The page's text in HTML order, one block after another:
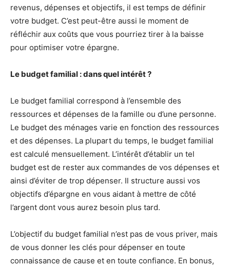
revenus, dépenses et objectifs, il est temps de définir
votre budget. C’est peut-être aussi le moment de
réfléchir aux coûts que vous pourriez tirer à la baisse
pour optimiser votre épargne.
Le budget familial : dans quel intérêt ?
Le budget familial correspond à l’ensemble des
ressources et dépenses de la famille ou d’une personne.
Le budget des ménages varie en fonction des ressources
et des dépenses. La plupart du temps, le budget familial
est calculé mensuellement. L’intérêt d’établir un tel
budget est de rester aux commandes de vos dépenses et
ainsi d’éviter de trop dépenser. Il structure aussi vos
objectifs d’épargne en vous aidant à mettre de côté
l’argent dont vous aurez besoin plus tard.
L’objectif du budget familial n’est pas de vous priver, mais
de vous donner les clés pour dépenser en toute
connaissance de cause et en toute confiance. En bonus,